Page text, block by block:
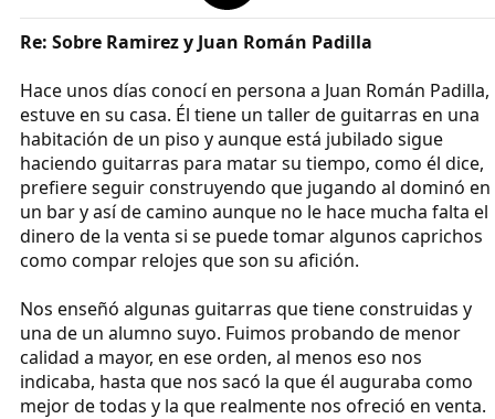
Re: Sobre Ramirez y Juan Román Padilla
Hace unos días conocí en persona a Juan Román Padilla,
estuve en su casa. Él tiene un taller de guitarras en una
habitación de un piso y aunque está jubilado sigue
haciendo guitarras para matar su tiempo, como él dice,
prefiere seguir construyendo que jugando al dominó en
un bar y así de camino aunque no le hace mucha falta el
dinero de la venta si se puede tomar algunos caprichos
como compar relojes que son su afición.
Nos enseñó algunas guitarras que tiene construidas y
una de un alumno suyo. Fuimos probando de menor
calidad a mayor, en ese orden, al menos eso nos
indicaba, hasta que nos sacó la que él auguraba como
mejor de todas y la que realmente nos ofreció en venta.